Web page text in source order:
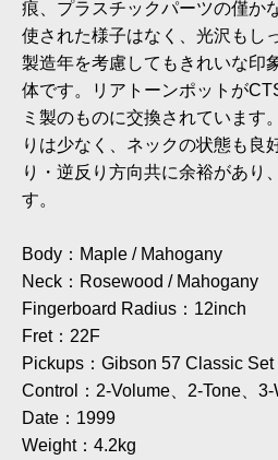
痕、プラスチックパーツの僅か
使された様子はなく、光沢もし
製造年を考慮してもきれいな印
体です。リアトーンポットが
ミ製のものに交換されています
りは少なく、ネックの状態も良
り・逆反り方向共に余裕があり
す。
Body：Maple / Mahogany
Neck：Rosewood / Mahogany
Fingerboard Radius：12inch
Fret：22F
Pickups：Gibson 57 Classic Set
Control：2-Volume、2-Tone、
Date：1999
Weight：4.2kg